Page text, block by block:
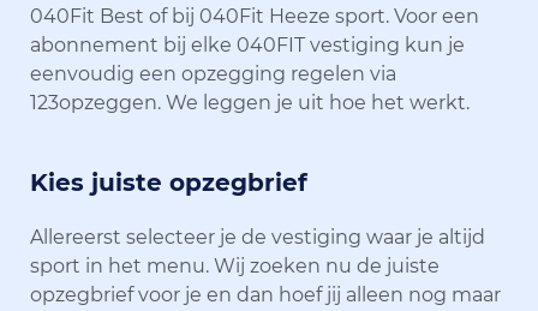
040Fit Best of bij 040Fit Heeze sport. Voor een
abonnement bij elke 040FIT vestiging kun je
eenvoudig een opzegging regelen via
123opzeggen. We leggen je uit hoe het werkt.
Kies juiste opzegbrief
Allereerst selecteer je de vestiging waar je altijd
sport in het menu. Wij zoeken nu de juiste
opzegbrief voor je en dan hoef jij alleen nog maar